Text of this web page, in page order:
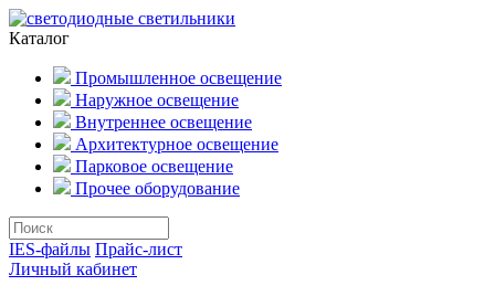
Каталог
Промышленное освещение
Наружное освещение
Внутреннее освещение
Архитектурное освещение
Парковое освещение
Прочее оборудование
IES-файлы Прайс-лист
Личный кабинет